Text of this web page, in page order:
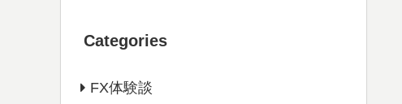
Categories
FX体験談